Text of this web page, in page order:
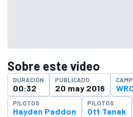
Sobre este vídeo
DURACIÓN
00:32
PUBLICADO
20 may 2016 WRC
PILOTOS
Hayden Paddon
PILOTOS
Ott Tanak